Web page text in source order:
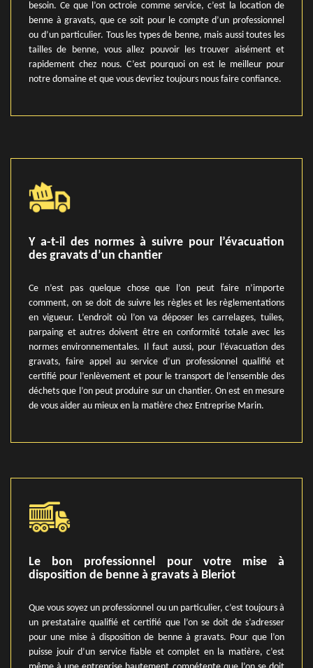
besoin. Ce que l’on octroie comme service, c’est la location de
benne à gravats, que ce soit pour le compte d’un professionnel
ou d’un particulier. Tous les types de benne, mais aussi toutes les
tailles de benne, vous allez pouvoir les trouver aisément et
rapidement chez nous. C’est pourquoi on est le meilleur pour
notre domaine et que vous devriez toujours nous faire confiance.
Y a-t-il des normes à suivre pour l’évacuation
des gravats d’un chantier
Ce n’est pas quelque chose que l’on peut faire n’importe
comment, on se doit de suivre les règles et les règlementations
en vigueur. L’endroit où l’on va déposer les carrelages, tuiles,
parpaing et autres doivent être en conformité totale avec les
normes environnementales. Il faut aussi, pour l’évacuation des
gravats, faire appel au service d’un professionnel qualifié et
certifié pour l’enlèvement et pour le transport de l’ensemble des
déchets que l’on peut produire sur un chantier. On est en mesure
de vous aider au mieux en la matière chez Entreprise Marin.
Le bon professionnel pour votre mise à
disposition de benne à gravats à Bleriot
Que vous soyez un professionnel ou un particulier, c’est toujours à
un prestataire qualifié et certifié que l’on se doit de s’adresser
pour une mise à disposition de benne à gravats. Pour que l’on
puisse jouir d’un service fiable et complet en la matière, c’est